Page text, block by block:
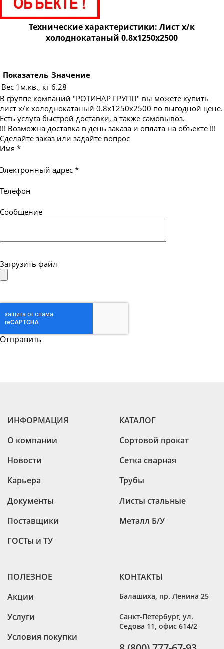
Технические характеристики: Лист х/к
холоднокатаный 0.8х1250х2500
Показатель Значение
Вес 1м.кв., кг 6.28
В группе компаний "РОТИНАР ГРУПП" вы можете купить
лист х/к холоднокатаный 0.8х1250х2500 по выгодной цене.
Есть услуга быстрой доставки, а также самовывоз.
!!! Возможна доставка в день заказа и оплата на объекте !!!
Сделайте заказ или задайте вопрос
Имя *
Электронный адрес *
Телефон
Сообщение
Загрузить файл
ИНФОРМАЦИЯ
О компании
Новости
Карьера
Документы
Поставщики
ГОСТы и ТУ
КАТАЛОГ
Сортовой прокат
Сетка сварная
Трубы
Листы стальные
Металл Б/У
ПОЛЕЗНОЕ
Акции
Услуги
Условия покупки
КОНТАКТЫ
Балашиха пр. Ленина 25
Санкт-Петербург, ул.
Седова 11, офис 614/2